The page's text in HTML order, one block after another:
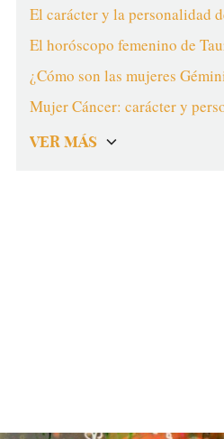
El carácter y la personalidad
El horóscopo femenino de
¿Cómo son las mujeres
Mujer Cáncer: carácter y